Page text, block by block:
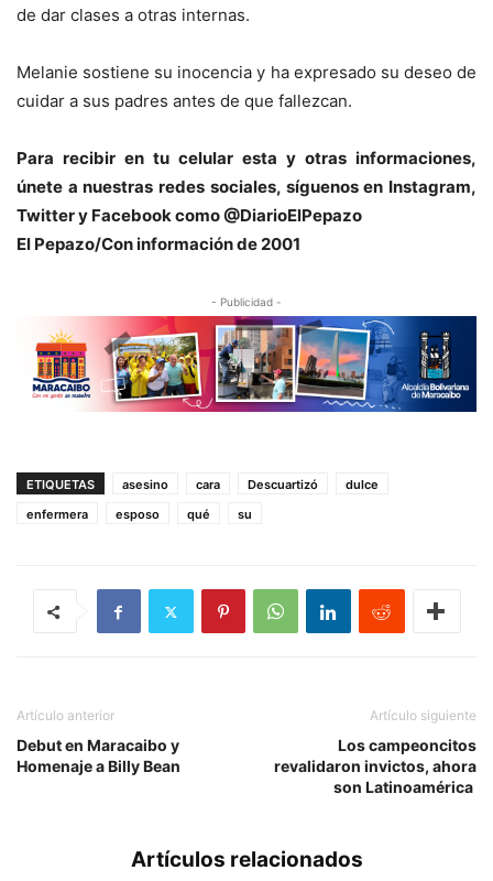
de dar clases a otras internas.
Melanie sostiene su inocencia y ha expresado su deseo de
cuidar a sus padres antes de que fallezcan.
Para recibir en tu celular esta y otras informaciones,
únete a nuestras redes sociales, síguenos en Instagram,
Twitter y Facebook como @DiarioElPepazo
El Pepazo/Con información de 2001
- Publicidad -
ETIQUETAS asesino cara Descuartizó
dulce
enfermera
esposo qué su
Artículo anterior
Debut en Maracaibo y
Homenaje a Billy Bean
Artículo siguiente
Los campeoncitos
revalidaron invictos, ahora
son Latinoamérica
Artículos relacionados